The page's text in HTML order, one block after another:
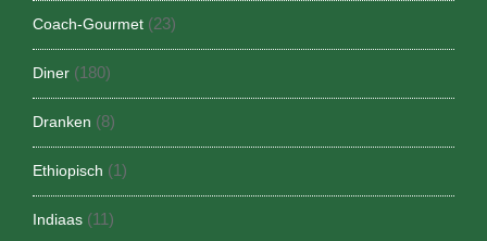
Coach-Gourmet (23)
Diner (180)
Dranken (8)
Ethiopisch (1)
Indiaas (11)